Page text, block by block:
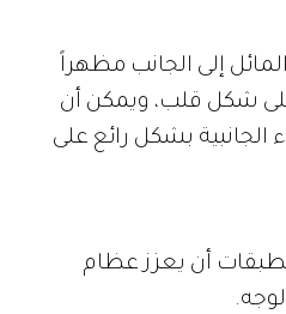
إلى الجانب مظهراً
شكل قلب، ويمكن أن
الجانبية بشكل رائع على
أن يعزز عظام